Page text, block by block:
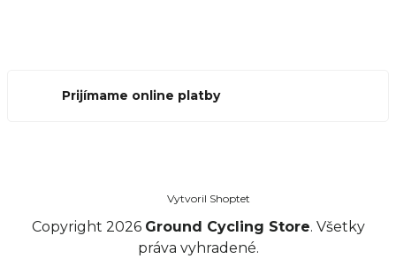
Prijímame online platby
Vytvoril Shoptet
Copyright 2026 Ground Cycling Store. Všetky
práva vyhradené.